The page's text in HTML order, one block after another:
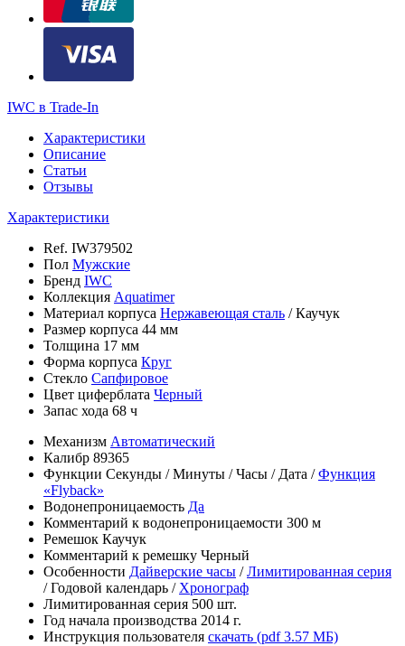
IWC в Trade-In
Характеристики
Описание
Статьи
Отзывы
Характеристики
Ref. IW379502
Пол Мужские
Бренд IWC
Коллекция Aquatimer
Материал корпуса Нержавеющая сталь /Каучук
Размер корпуса 44 мм
Толщина 17 мм
Форма корпуса Круг
Стекло Сапфировое
Цвет циферблата Черный
Запас хода 68 ч
Механизм Автоматический
Калибр 89365
Функции Секунды /Минуты /Часы / Дата /Функция
«Flyback»
Водонепроницаемость Да
Комментарий к водонепроницаемости 300 м
Ремешок Каучук
Комментарий к ремешку Черный
Особенности Дайверские часы /Лимитированная серия
/Годовой календарь / Хронограф
Лимитированная серия 500 шт.
Год начала производства 2014 г.
Инструкция пользователя скачать (pdf 3.57 МБ)